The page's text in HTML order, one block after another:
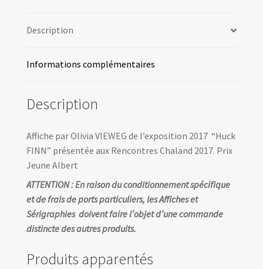
VIEWEG
Rencontres
Description
Informations complémentaires
Description
Affiche par Olivia VIEWEG de l’exposition 2017 “Huck
FINN” présentée aux Rencontres Chaland 2017. Prix
Jeune Albert
ATTENTION : En raison du conditionnement spécifique
et de frais de ports particuliers, les Affiches et
Sérigraphies doivent faire l’objet d’une commande
distincte des autres produits.
Produits apparentés